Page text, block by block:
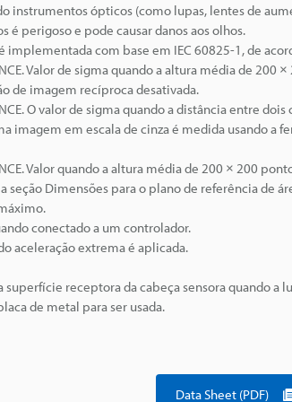
instrumentos ópticos (como lupas, lentes de
é perigoso e pode causar danos aos olhos.
implementada com base em IEC 60825-1, de
Valor de sigma quando a altura média de
de imagem recíproca desativada.
O valor de sigma quando a distância entre
imagem em escala de cinza é medida usando a
Valor quando a altura média de 200 × 200
Dimensões para o plano de referência de
conectado a um controlador.
aceleração extrema é aplicada.
receptora da cabeça sensora quando a
de metal para ser usada.
Data Sheet (PDF)